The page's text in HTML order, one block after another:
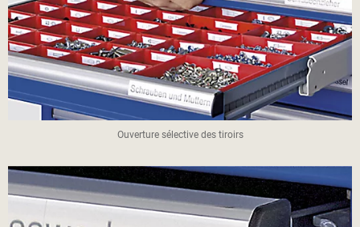
Ouverture sélective des tiroirs